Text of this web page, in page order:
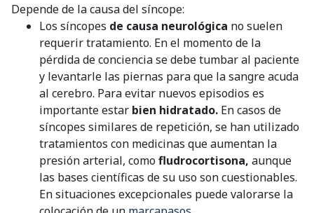
Depende de la causa del síncope:
Los síncopes de causa neurológica no suelen
requerir tratamiento. En el momento de la
pérdida de conciencia se debe tumbar al paciente
y levantarle las piernas para que la sangre acuda
al cerebro. Para evitar nuevos episodios es
importante estar bien hidratado. En casos de
síncopes similares de repetición, se han utilizado
tratamientos con medicinas que aumentan la
presión arterial, comofludrocortisona, aunque
las bases científicas de su uso son cuestionables.
En situaciones excepcionales puede valorarse la